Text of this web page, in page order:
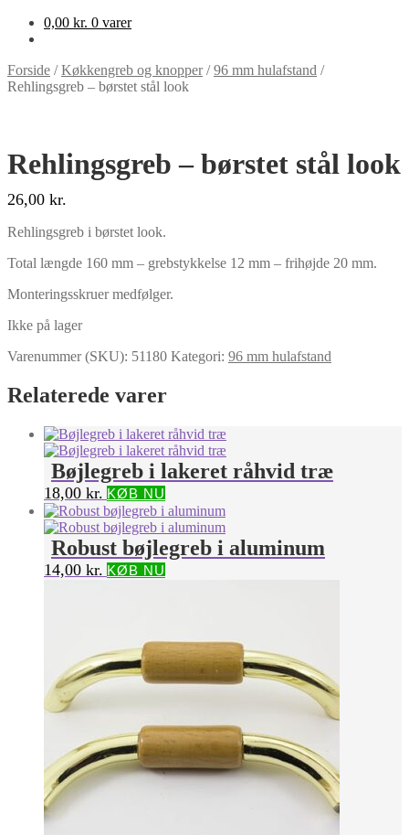
0,00 kr. 0 varer
Forside /Køkkengreb og knopper/96 mm hulafstand /
Rehlingsgreb – børstet stål look
Rehlingsgreb – børstet stål look
26,00 kr.
Rehlingsgreb i børstet look.
Total længde 160 mm – grebstykkelse 12 mm – frihøjde 20 mm.
Monteringsskruer medfølger.
Ikke på lager
Varenummer (SKU): 51180 Kategori: 96 mm hulafstand
Relaterede varer
Bøjlegreb i lakeret råhvid træ
18,00 kr. KØB NU
Robust bøjlegreb i aluminum
14,00 kr. KØB NU